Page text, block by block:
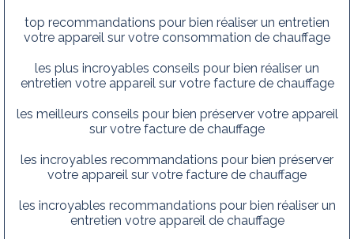
top recommandations pour bien réaliser un entretien
votre appareil sur votre consommation de chauffage
les plus incroyables conseils pour bien réaliser un
entretien votre appareil sur votre facture de chauffage
les meilleurs conseils pour bien préserver votre appareil
sur votre facture de chauffage
les incroyables recommandations pour bien préserver
votre appareil sur votre facture de chauffage
les incroyables recommandations pour bien réaliser un
entretien votre appareil de chauffage